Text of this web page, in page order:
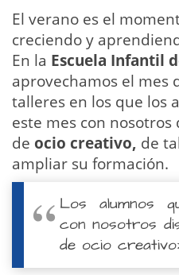
El verano es el
creciendo y
En la Escuela Infantil
aprovechamos el mes
talleres en los que los
este mes con
de ocio creativo, de
ampliar su formación.
Los alumnos
con nosotros
de ocio